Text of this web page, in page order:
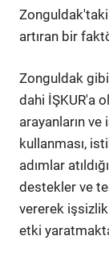
Zonguldak'taki
artıran bir
Zonguldak
dahi İŞKUR'a
arayanların
kullanması,
adımlar
destekler ve
vererek
etki